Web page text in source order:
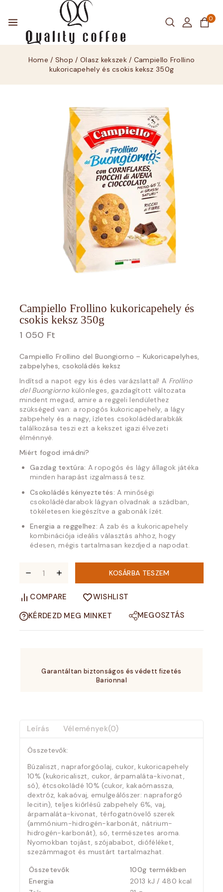
0
Home / Shop / Olasz kekszek / Campiello Frollino
kukoricapehely és csokis keksz 350g
Campiello Frollino kukoricapehely és
csokis keksz 350g
1 050 Ft
Campiello Frollino del Buongiorno – Kukoricapelyhes,
zabpelyhes, csokoládés keksz
Indítsd a napot egy kis édes varázslattal! A Frollino
del Buongiornokülönleges, gazdagított változata
mindent megad, amire a reggeli lendülethez
szükséged van: a ropogós kukoricapehely, a lágy
zabpehely és a nagy, ízletes csokoládédarabkák
találkozása teszi ezt a kekszet igazi élvezeti
élménnyé.
Miért fogod imádni?
Gazdag textúra: A ropogós és lágy állagok játéka
minden harapást izgalmassá tesz.
Csokoládés kényeztetés: A minőségi
csokoládédarabok lágyan olvadnak a szádban,
tökéletesen kiegészítve a gabonák ízét.
Energia a reggelhez: A zab és a kukoricapehely
kombinációja ideális választás ahhoz, hogy
édesen, mégis tartalmasan kezdjed a napodat.
KOSÁRBA TESZEM
COMPARE
WISHLIST
KÉRDEZD MEG MINKET
MEGOSZTÁS
Garantáltan biztonságos és védett fizetés
Barionnal
Leírás Vélemények(0)
Összetevők:
Búzaliszt, napraforgóolaj, cukor, kukoricapehely
10% (kukoricaliszt, cukor, árpamaláta-kivonat,
só), étcsokoládé 10% (cukor, kakaómassza,
dextróz, kakaóvaj, emulgeálószer: napraforgó
lecitin), teljes kiőrlésű zabpehely 6%, vaj,
árpamaláta-kivonat, térfogatnövelő szerek
(ammónium-hidrogén-karbonát, nátrium-
hidrogén-karbonát), só, természetes aroma.
Nyomokban tojást, szójababot, dióféléket,
szezámmagot és mustárt tartalmazhat.
Összetevők
100g termékben
Energia
2013 kJ / 480 kcal